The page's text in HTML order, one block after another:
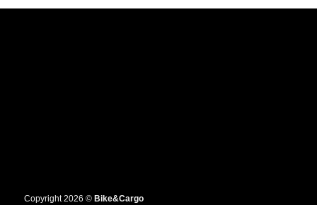
ha
Copyright 2026 © Bike&Cargo